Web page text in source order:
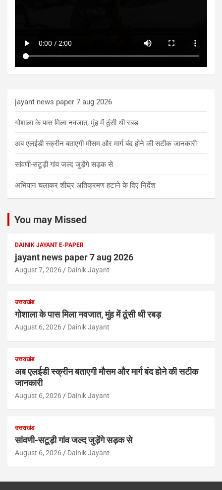
jayant news paper 7 aug 2026
गोशाला के पास मिला नवजात, मुंह में ठूंसी थी रबड़
अब एलईडी स्क्रीन बताएगी मौसम और मार्ग बंद होने की सटीक जानकारी
सांवणी-सटूड़ी गांव जल्द जुड़ेंगे सड़क से
अभियान चलाकर शीघ्र अतिक्रमण हटाने के दिए निर्देश
You may Missed
DAINIK JAYANT E-PAPER
jayant news paper 7 aug 2026
August 7, 2026 Dainik Jayant
उत्तराखंड
गोशाला के पास मिला नवजात, मुंह में ठूंसी थी रबड़
August 6, 2026 Dainik Jayant
उत्तराखंड
अब एलईडी स्क्रीन बताएगी मौसम और मार्ग बंद होने की सटीक
जानकारी
August 6, 2026 Dainik Jayant
उत्तराखंड
सांवणी-सटूड़ी गांव जल्द जुड़ेंगे सड़क से
August 6, 2026 Dainik Jayant